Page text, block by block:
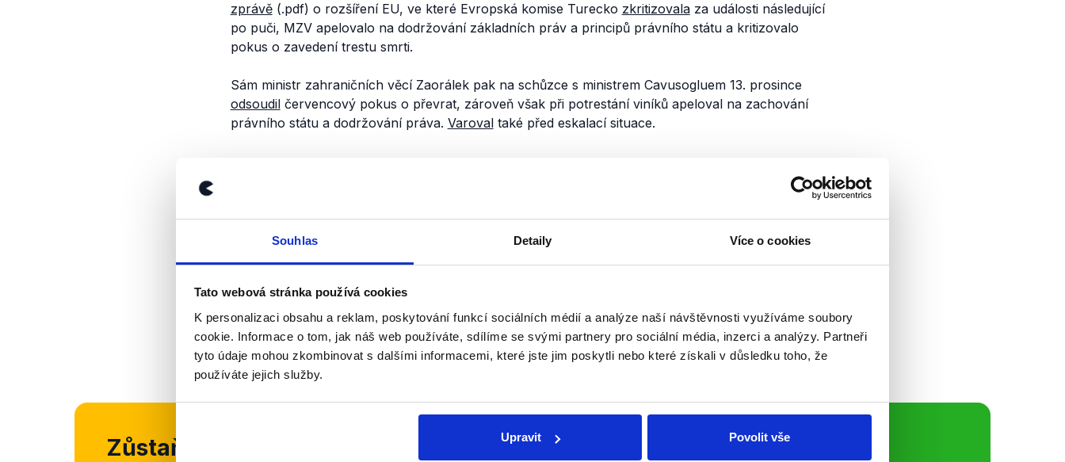
Souhlas Detaily Více o cookies
Tato webová stránka používá cookies
K personalizaci obsahu a reklam, poskytování funkcí sociálních médií a analýze naší návštěvnosti využíváme soubory
cookie. Informace o tom, jak náš web používáte, sdílíme se svými partnery pro sociální média, inzerci a analýzy. Partneři
tyto údaje mohou zkombinovat s dalšími informacemi, které jste jim poskytli nebo které získali v důsledku toho, že
používáte jejich služby.
Upravit Povolit vše
zprávě(.pdf) o rozšíření EU, ve které Evropská komise Turecko zkritizovalaza události následující
po puči, MZV apelovalo na dodržování základních práv a principů právního státu a kritizovalo
pokus o zavedení trestu smrti.
Sám ministr zahraničních věcí Zaorálek pak na schůzce s ministrem Cavusogluem 13. prosince
odsoudilčervencový pokus o převrat, zároveň však při potrestání viníků apeloval na zachování
právního státu a dodržování práva. Varovaltaké před eskalací situace.
OVĚŘENO
8. ledna 2017
Číst dál
Zůstaňme v kontaktu Sociální sítě